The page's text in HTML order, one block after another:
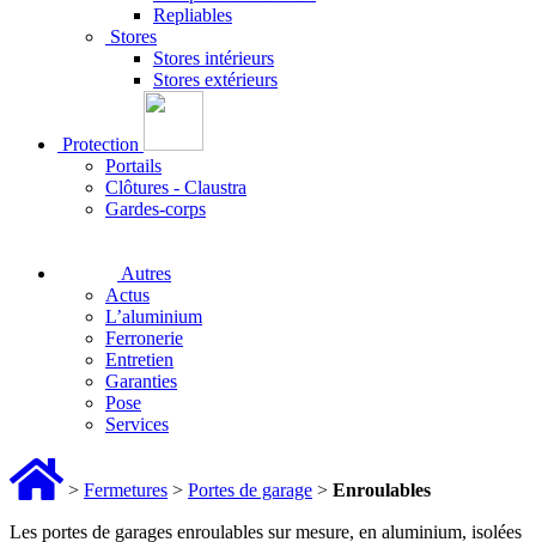
Repliables
Stores
Stores intérieurs
Stores extérieurs
Protection
Portails
Clôtures - Claustra
Gardes-corps
Autres
Actus
L’aluminium
Ferronerie
Entretien
Garanties
Pose
Services
> Fermetures > Portes de garage > Enroulables
Les portes de garages enroulables sur mesure, en aluminium, isolées